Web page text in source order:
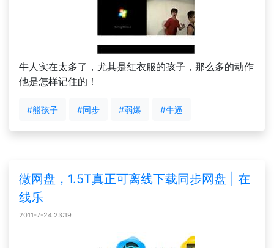
牛人实在太多了，尤其是红衣服的孩子，那么多的动作
他是怎样记住的！
#熊孩子 #同步 #弱爆 #牛逼
微网盘，1.5T真正可离线下载同步网盘 | 在
线乐
2011-7-24 23:19